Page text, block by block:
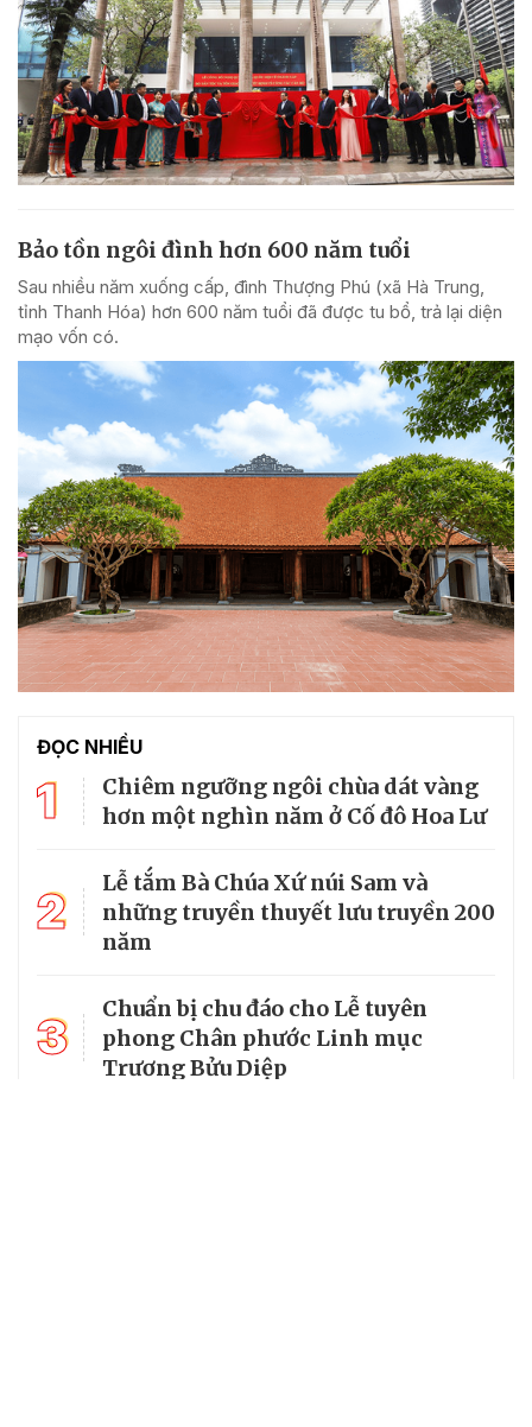
Bảo tồn ngôi đình hơn 600 năm tuổi
Sau nhiều năm xuống cấp, đình Thượng Phú (xã Hà Trung,
tỉnh Thanh Hóa) hơn 600 năm tuổi đã được tu bổ, trả lại diện
mạo vốn có.
ĐỌC NHIỀU
1
Chiêm ngưỡng ngôi chùa dát vàng
hơn một nghìn năm ở Cố đô Hoa Lư
2
Lễ tắm Bà Chúa Xứ núi Sam và
những truyền thuyết lưu truyền 200
năm
3
Chuẩn bị chu đáo cho Lễ tuyên
phong Chân phước Linh mục
Trương Bửu Diệp